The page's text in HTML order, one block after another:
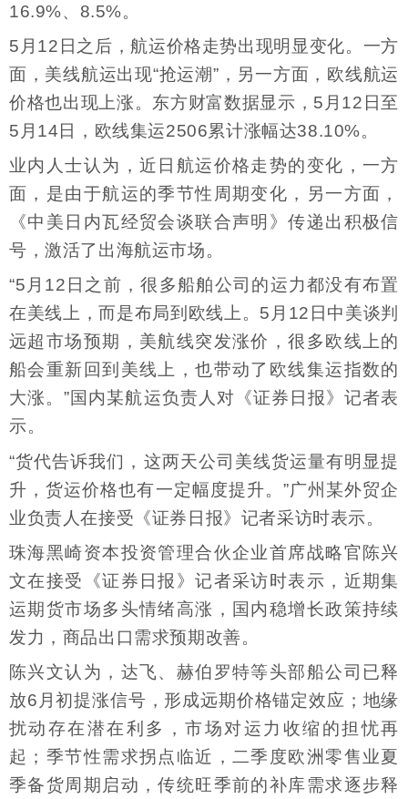
16.9%、8.5%。
5月12日之后，航运价格走势出现明显变化。一方
面，美线航运出现“抢运潮”，另一方面，欧线航运
价格也出现上涨。东方财富数据显示，5月12日至
5月14日，欧线集运2506累计涨幅达38.10%。
业内人士认为，近日航运价格走势的变化，一方
面，是由于航运的季节性周期变化，另一方面，
《中美日内瓦经贸会谈联合声明》传递出积极信
号，激活了出海航运市场。
“5月12日之前，很多船舶公司的运力都没有布置
在美线上，而是布局到欧线上。5月12日中美谈判
远超市场预期，美航线突发涨价，很多欧线上的
船会重新回到美线上，也带动了欧线集运指数的
大涨。”国内某航运负责人对《证券日报》记者表
示。
“货代告诉我们，这两天公司美线货运量有明显提
升，货运价格也有一定幅度提升。”广州某外贸企
业负责人在接受《证券日报》记者采访时表示。
珠海黑崎资本投资管理合伙企业首席战略官陈兴
文在接受《证券日报》记者采访时表示，近期集
运期货市场多头情绪高涨，国内稳增长政策持续
发力，商品出口需求预期改善。
陈兴文认为，达飞、赫伯罗特等头部船公司已释
放6月初提涨信号，形成远期价格锚定效应；地缘
扰动存在潜在利多，市场对运力收缩的担忧再
起；季节性需求拐点临近，二季度欧洲零售业夏
季备货周期启动，传统旺季前的补库需求逐步释